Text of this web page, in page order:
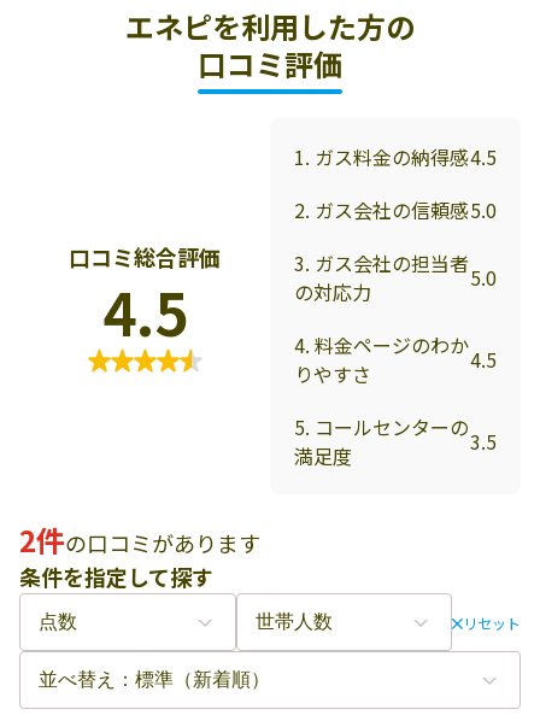
エネピを利用した方の
口コミ評価
口コミ総合評価
4.5
1. ガス料金の納得感4.5
2. ガス会社の信頼感5.0
3. ガス会社の担当者
の対応力
5.0
4. 料金ページのわか
りやすさ
4.5
5. コールセンターの
満足度
3.5
2件の口コミがあります
条件を指定して探す
リセット